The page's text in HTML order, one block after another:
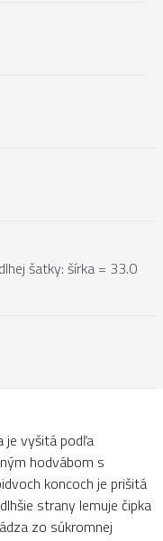
šatky: šírka = 33.0
je vyšitá podľa
hodvábom s
koncoch je prišitá
strany lemuje čipka
zo súkromnej